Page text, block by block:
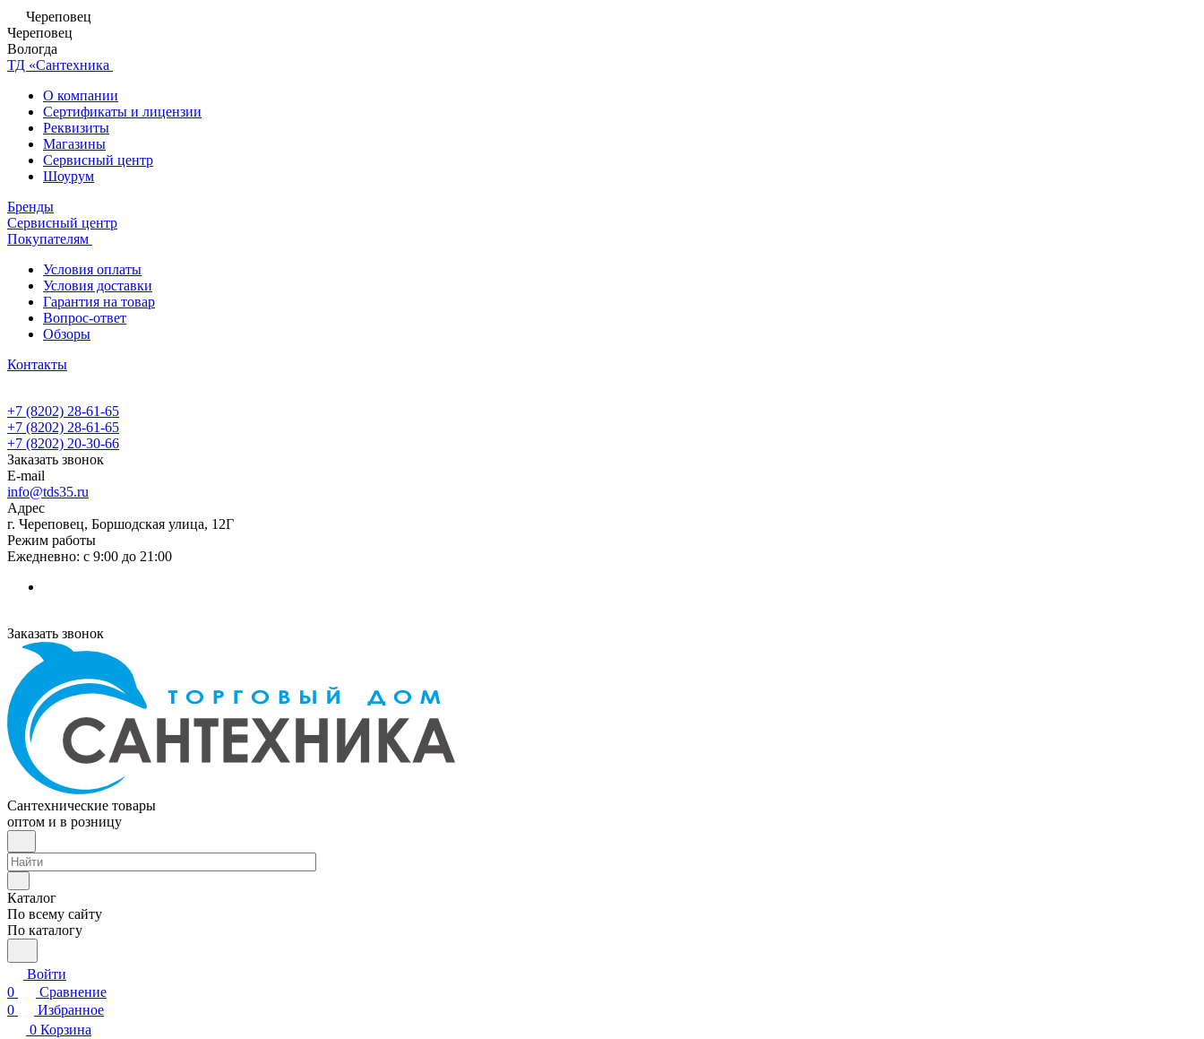
Череповец
Череповец
Вологда
ТД «Сантехника
О компании
Сертификаты и лицензии
Реквизиты
Магазины
Сервисный центр
Шоурум
Бренды
Сервисный центр
Покупателям
Условия оплаты
Условия доставки
Гарантия на товар
Вопрос-ответ
Обзоры
Контакты
+7 (8202) 28‑61-65
+7 (8202) 28‑61-65
+7 (8202) 20‑30-66
Заказать звонок
E-mail
info@tds35.ru
Адрес
г. Череповец, Боршодская улица, 12Г
Режим работы
Ежедневно: с 9:00 до 21:00
Заказать звонок
Сантехнические товары
оптом и в розницу
Каталог
По всему сайту
По каталогу
Войти
0
Сравнение
0
Избранное
0 Корзина